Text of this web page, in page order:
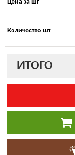
Цена за шт
Количество шт
ИТОГО